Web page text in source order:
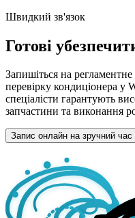
Швидкий зв'язок
Готові
Запишіться на
перевірку кондиціонера у
спеціалісти гарантують
запчастини та виконання
Запис онлайн на зручний час